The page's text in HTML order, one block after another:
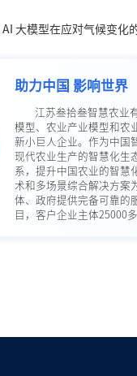
大模型在应对气候变化
助力中国 影响世界
江苏叁拾叁智慧农业
模型、农业产业模型和农
新小巨人企业。作为中国
现代农业生产的智慧化生
系，提升中国农业的智慧
术和多场景综合解决方案
体、政府提供完备可靠的
目，客户企业主体25000多